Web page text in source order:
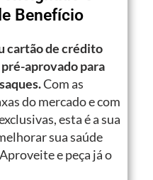
Benefício
cartão de crédito
aprovado para
Com as
do mercado e com
esta é a sua
sua saúde
e peça já o